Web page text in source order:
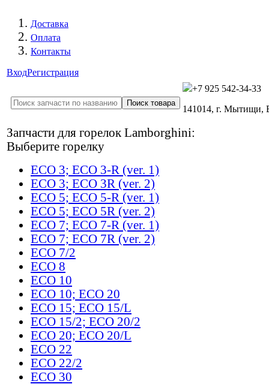
Доставка
Оплата
Контакты
ВходРегистрация
+7 925 542-34-33
141014, г. Мытищи,
Запчасти для горелок Lamborghini:
Выберите горелку
ECO 3; ECO 3-R (ver. 1)
ECO 3; ECO 3R (ver. 2)
ECO 5; ECO 5-R (ver. 1)
ECO 5; ECO 5R (ver. 2)
ECO 7; ECO 7-R (ver. 1)
ECO 7; ECO 7R (ver. 2)
ECO 7/2
ECO 8
ECO 10
ECO 10; ECO 20
ECO 15; ECO 15/L
ECO 15/2; ECO 20/2
ECO 20; ECO 20/L
ECO 22
ECO 22/2
ECO 30